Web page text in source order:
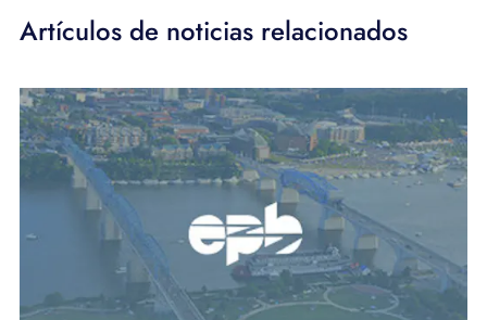
Artículos de noticias relacionados